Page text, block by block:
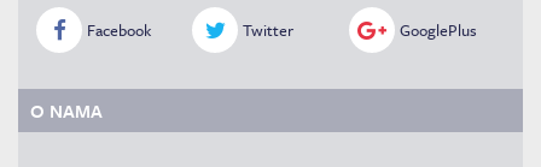
Facebook Twitter GooglePlus
O NAMA